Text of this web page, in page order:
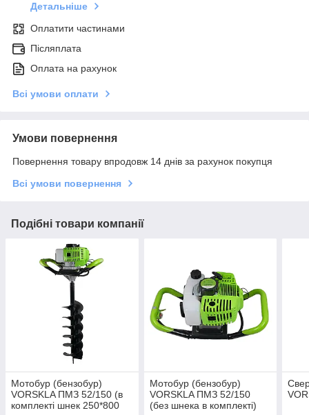
Детальніше
Оплатити частинами
Післяплата
Оплата на рахунок
Всі умови оплати
Умови повернення
Повернення товару впродовж 14 днів за рахунок покупця
Всі умови повернення
Подібні товари компанії
Мотобур (бензобур)
VORSKLA ПМЗ 52/150 (в
комплекті шнек 250*800
Мотобур (бензобур)
VORSKLA ПМЗ 52/150
(без шнека в комплекті)